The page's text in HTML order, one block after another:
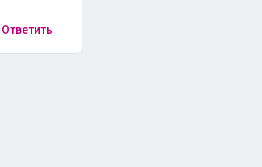
Ответить